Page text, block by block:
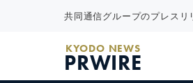
共同通信グループのプレスリ
KYODO NEWS
PRWIRE